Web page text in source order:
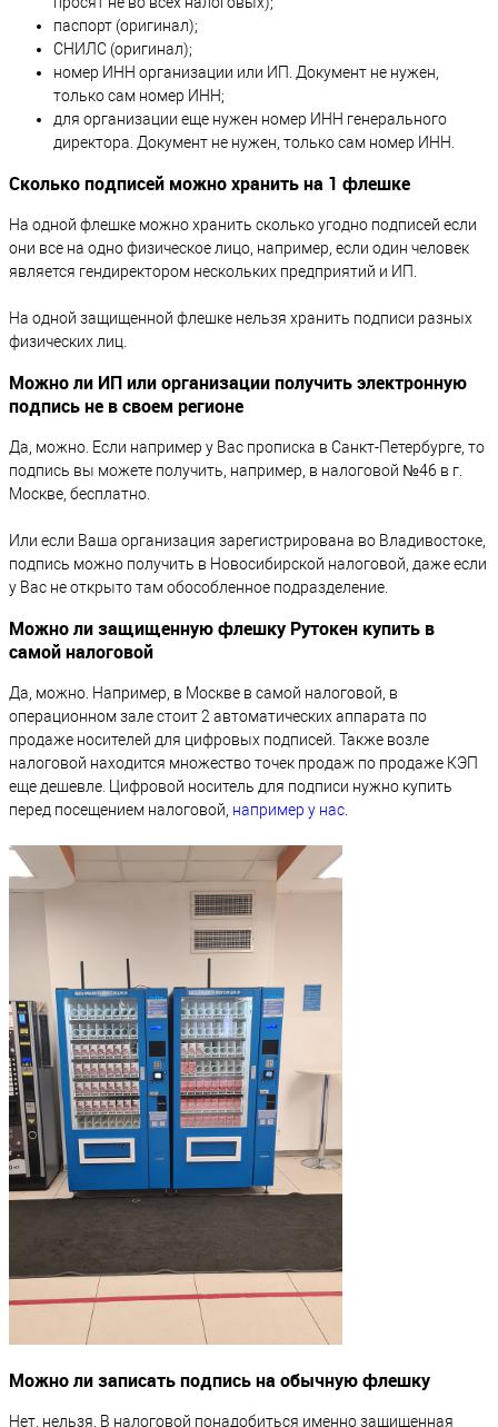
паспорт (оригинал);
СНИЛС (оригинал);
номер ИНН организации или ИП. Документ не нужен,
только сам номер ИНН;
для организации еще нужен номер ИНН генерального
директора. Документ не нужен, только сам номер ИНН.
Сколько подписей можно хранить на 1 флешке
На одной флешке можно хранить сколько угодно подписей если
они все на одно физическое лицо, например, если один человек
является гендиректором нескольких предприятий и ИП.
На одной защищенной флешке нельзя хранить подписи разных
физических лиц.
Можно ли ИП или организации получить электронную
подпись не в своем регионе
Да, можно. Если например у Вас прописка в Санкт-Петербурге, то
подпись вы можете получить, например, в налоговой №46 в г.
Москве, бесплатно.
Или если Ваша организация зарегистрирована во Владивостоке,
подпись можно получить в Новосибирской налоговой, даже если
у Вас не открыто там обособленное подразделение.
Можно ли защищенную флешку Рутокен купить в
самой налоговой
Да, можно. Например, в Москве в самой налоговой, в
операционном зале стоит 2 автоматических аппарата по
продаже носителей для цифровых подписей. Также возле
налоговой находится множество точек продаж по продаже КЭП
еще дешевле. Цифровой носитель для подписи нужно купить
перед посещением налоговой, например у нас.
Можно ли записать подпись на обычную флешку
Нет, нельзя. В налоговой понадобиться именно защищенная